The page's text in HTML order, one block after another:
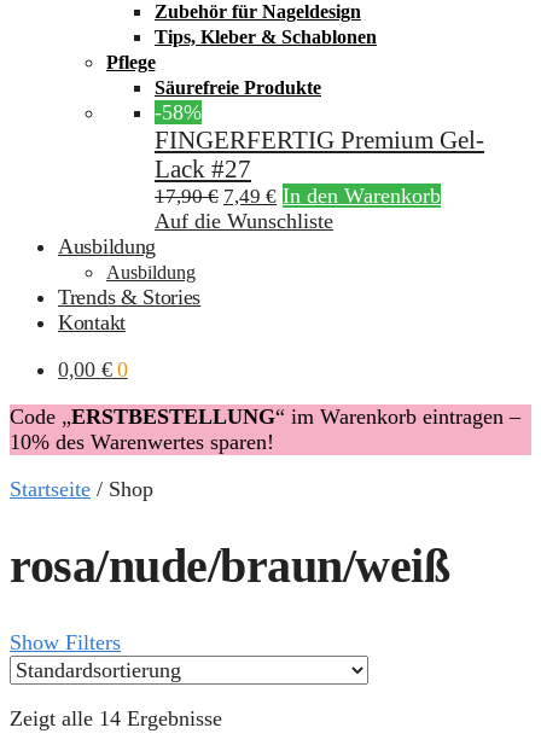
Zubehör für Nageldesign
Tips, Kleber & Schablonen
Pflege
Säurefreie Produkte
-58%
FINGERFERTIG Premium Gel-
Lack #27
17,90€ 7,49 € In den Warenkorb
Auf die Wunschliste
Ausbildung
Ausbildung
Trends & Stories
Kontakt
0,00 € 0
Code „ERSTBESTELLUNG“ im Warenkorb eintragen –
10% des Warenwertes sparen!
Startseite / Shop
rosa/nude/braun/weiß
Show Filters
Zeigt alle 14 Ergebnisse